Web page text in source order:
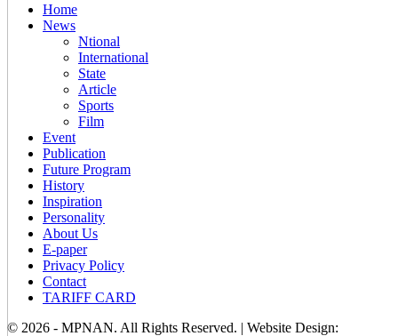
Home
News
Ntional
International
State
Article
Sports
Film
Event
Publication
Future Program
History
Inspiration
Personality
About Us
E-paper
Privacy Policy
Contact
TARIFF CARD
© 2026 - MPNAN. All Rights Reserved. | Website Design: